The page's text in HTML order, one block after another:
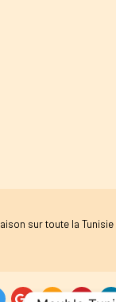
sur toute la Tunisie